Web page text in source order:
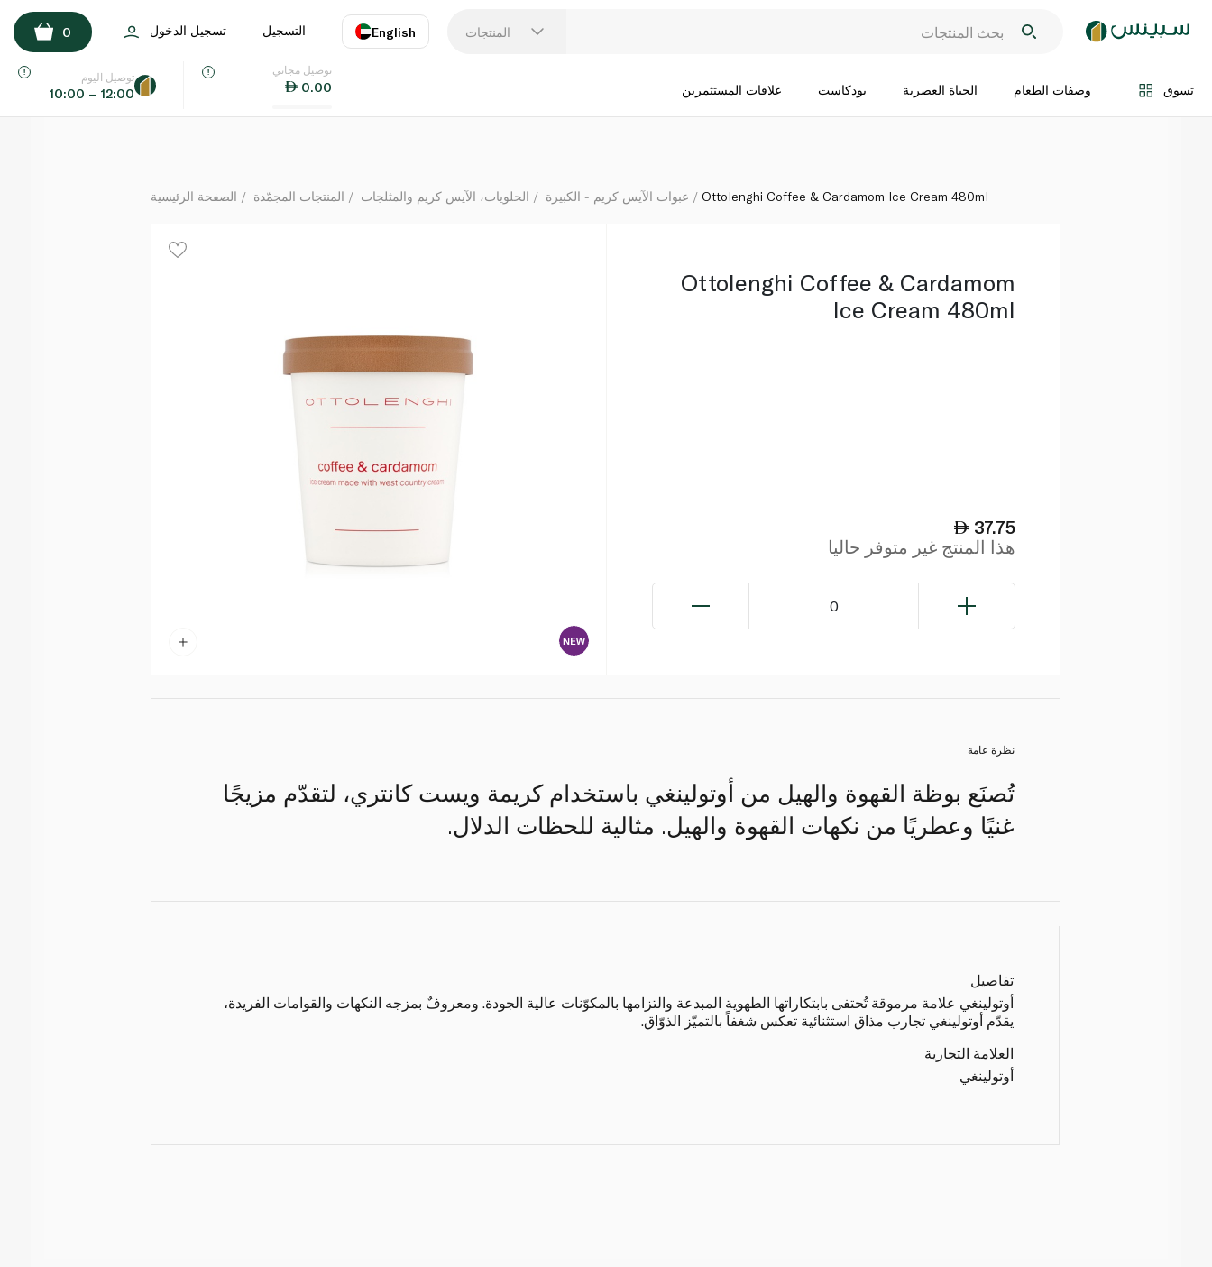
المنتجات English
اللغة
التسجيل تسجيل الدخول 0
تسوق وصفات الطعام الحياة العصرية بودكاست علاقات المستثمرين
توصيل مجاني
0.00
توصيل اليوم
10:00 – 12:00
Ottolenghi Coffee & Cardamom Ice Cream 480ml
اضف الى السلة
الصفحة الرئيسية المنتجات المجمّدة الحلويات، الآيس كريم والمثلجات عبوات الآيس كريم - الكبيرة Ottolenghi Coffee & Cardamom Ice Cream 480ml
Ottolenghi Coffee & Cardamom
Ice Cream 480ml
37.75
هذا المنتج غير متوفر حاليا
0
نظرة عامة
تُصنَع بوظة القهوة والهيل من أوتولينغي باستخدام كريمة ويست كانتري، لتقدّم مزيجًا
غنيًا وعطريًا من نكهات القهوة والهيل. مثالية للحظات الدلال.
تفاصيل
أوتولينغي علامة مرموقة تُحتفى بابتكاراتها الطهوية المبدعة والتزامها بالمكوّنات عالية الجودة. ومعروفٌ بمزجه النكهات والقوامات الفريدة،
يقدّم أوتولينغي تجارب مذاق استثنائية تعكس شغفاً بالتميّز الذوّاق.
العلامة التجارية
أوتولينغي